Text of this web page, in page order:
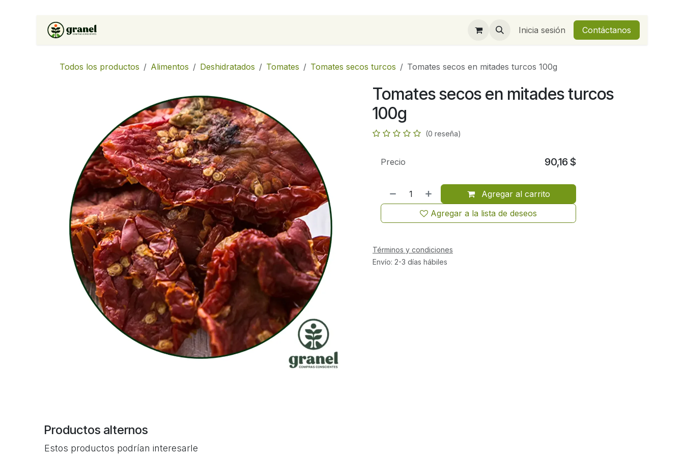
Ir al contenido
Inicia sesión Contáctanos
Todos los productos Alimentos Deshidratados Tomates Tomates secos turcos Tomates secos en mitades turcos 100g
Tomates secos en mitades turcos
100g
(0 reseña)
Agregar al carrito
Agregar a la lista de deseos
Precio 90,16 $
Términos y condiciones
Envío: 2-3 días hábiles
Productos alternos
Estos productos podrían interesarle